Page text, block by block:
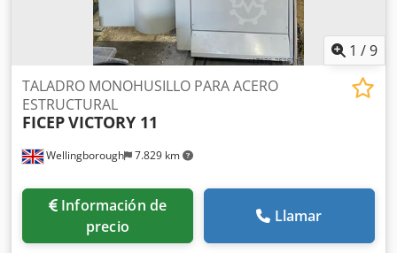
1 /9
Wellingborough 7.829 km
TALADRO MONOHUSILLO PARA ACERO
ESTRUCTURAL
FICEPVICTORY 11
Información de
precio
Llamar